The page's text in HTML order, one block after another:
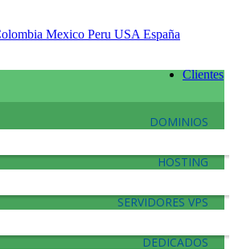
Mexico Peru USA España
Clientes
DOMINIOS
HOSTING
SERVIDORES VPS
DEDICADOS